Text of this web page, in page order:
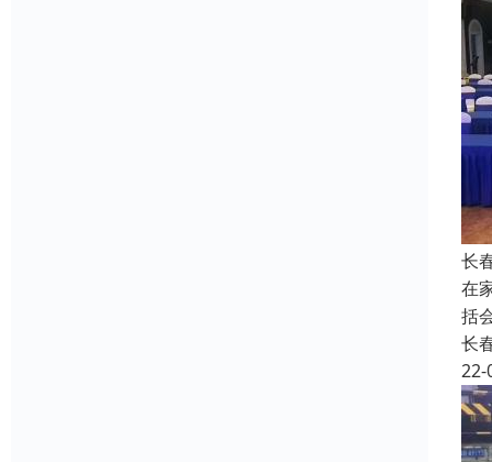
长
在
括
长
22-